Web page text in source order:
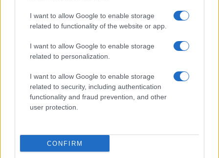
I want to allow Google to enable storage
related to functionality of the website or app.
I want to allow Google to enable storage
related to personalization.
I want to allow Google to enable storage
related to security, including authentication
functionality and fraud prevention, and other
user protection.
CONFIRM
Kopex-Sarajlić ima cijenu od 2,94 KM, dok su
najviše cijene benzina u ovom pregledu
registrovane na pumpama Belamionix (Šički Brod -
Plane bb) i Holdina (Bukinje bb) gdje litar iznosi
#gorivo #cijene #dizel